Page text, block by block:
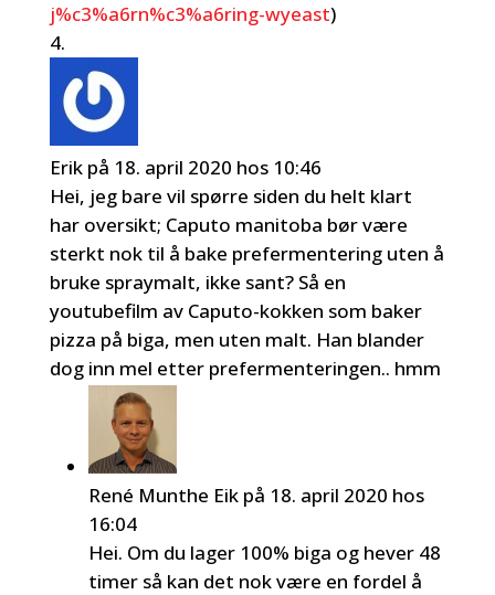
j%c3%a6rn%c3%a6ring-wyeast)
Erik på 18. april 2020 hos 10:46
Hei, jeg bare vil spørre siden du helt klart
har oversikt; Caputo manitoba bør være
sterkt nok til å bake prefermentering uten å
bruke spraymalt, ikke sant? Så en
youtubefilm av Caputo-kokken som baker
pizza på biga, men uten malt. Han blander
dog inn mel etter prefermenteringen.. hmm
René Munthe Eik på 18. april 2020 hos
16:04
Hei. Om du lager 100% biga og hever 48
timer så kan det nok være en fordel å